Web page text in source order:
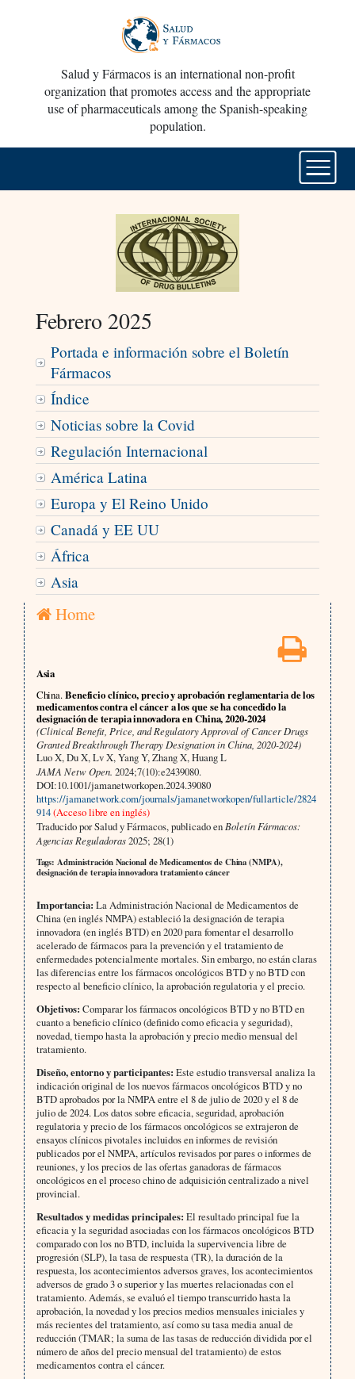
Salud y Fármacos is an international non-profit
organization that promotes access and the appropriate
use of pharmaceuticals among the Spanish-speaking
population.
Febrero 2025
Portada e información sobre el Boletín
Fármacos
Índice
Noticias sobre la Covid
Regulación Internacional
América Latina
Europa y El Reino Unido
Canadá y EE UU
África
Asia
Home
Asia
China.Beneficio clínico, precio y aprobación reglamentaria de los
medicamentos contra el cáncer a los que se ha concedido la
designación de terapia innovadora en China, 2020-2024
(Clinical Benefit, Price, and Regulatory Approval of Cancer Drugs
Granted Breakthrough Therapy Designation in China, 2020-2024)
Luo X, Du X, Lv X, Yang Y, Zhang X, Huang L
JAMA Netw Open. 2024;7(10):e2439080.
DOI:10.1001/jamanetworkopen.2024.39080
https://jamanetwork.com/journals/jamanetworkopen/fullarticle/2824
914(Acceso libre en inglés)
Traducido por Salud y Fármacos, publicado en Boletín Fármacos:
Agencias Reguladoras2025; 28(1)
Tags: Administración Nacional de Medicamentos de China (NMPA),
designación de terapia innovadora tratamiento cáncer
Importancia: La Administración Nacional de Medicamentos de
China (en inglés NMPA) estableció la designación de terapia
innovadora (en inglés BTD) en 2020 para fomentar el desarrollo
acelerado de fármacos para la prevención y el tratamiento de
enfermedades potencialmente mortales. Sin embargo, no están claras
las diferencias entre los fármacos oncológicos BTD y no BTD con
respecto al beneficio clínico, la aprobación regulatoria y el precio.
Objetivos: Comparar los fármacos oncológicos BTD y no BTD en
cuanto a beneficio clínico (definido como eficacia y seguridad),
novedad, tiempo hasta la aprobación y precio medio mensual del
tratamiento.
Diseño, entorno y participantes: Este estudio transversal analiza la
indicación original de los nuevos fármacos oncológicos BTD y no
BTD aprobados por la NMPA entre el 8 de julio de 2020 y el 8 de
julio de 2024. Los datos sobre eficacia, seguridad, aprobación
regulatoria y precio de los fármacos oncológicos se extrajeron de
ensayos clínicos pivotales incluidos en informes de revisión
publicados por el NMPA, artículos revisados por pares o informes de
reuniones, y los precios de las ofertas ganadoras de fármacos
oncológicos en el proceso chino de adquisición centralizado a nivel
provincial.
Resultados y medidas principales: El resultado principal fue la
eficacia y la seguridad asociadas con los fármacos oncológicos BTD
comparado con los no BTD, incluida la supervivencia libre de
progresión (SLP), la tasa de respuesta (TR), la duración de la
respuesta, los acontecimientos adversos graves, los acontecimientos
adversos de grado 3 o superior y las muertes relacionadas con el
tratamiento. Además, se evaluó el tiempo transcurrido hasta la
aprobación, la novedad y los precios medios mensuales iniciales y
más recientes del tratamiento, así como su tasa media anual de
reducción (TMAR; la suma de las tasas de reducción dividida por el
número de años del precio mensual del tratamiento) de estos
medicamentos contra el cáncer.